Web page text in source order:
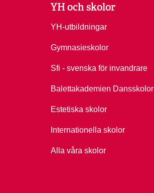
YH och skolor
YH-utbildningar
Gymnasieskolor
Sfi - svenska för invandrare
Balettakademien Dansskolor
Estetiska skolor
Internationella skolor
Alla våra skolor